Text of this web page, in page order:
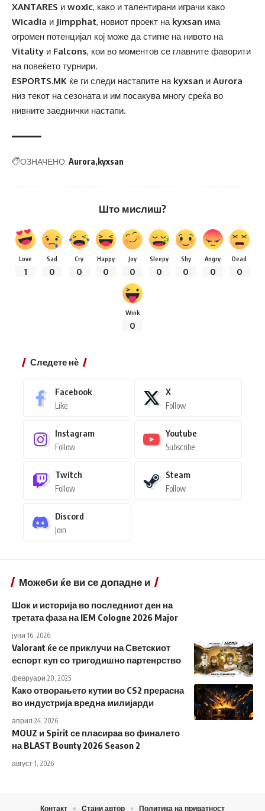
XANTARES и woxic, како и талентирани играчи како
Wicadia и Jimpphat, новиот проект на kyxsan има
огромен потенцијал кој може да стигне на нивото на
Vitality и Falcons, кои во моментов се главните фаворити
на повеќето турнири.
ESPORTS.MK ќе ги следи настапите на kyxsan и Aurora
низ текот на сезоната и им посакува многу среќа во
нивните заеднички настапи.
ОЗНАЧЕНО: Aurora kyxsan
Што мислиш?
Love
1
Sad
0
Cry
0
Happy
0
Joy
0
Sleepy
0
Shy
0
Angry
0
Dead
0
Wink
0
Следете нѐ
Facebook
Like
X
Follow
Instagram
Follow
Youtube
Subscribe
Twitch
Follow
Steam
Follow
Discord
Join
Можеби ќе ви се допадне и
Шок и историја во последниот ден на
третата фаза на IEM Cologne 2026 Major
јуни 16, 2026
Valorant ќе се приклучи на Светскиот
еспорт куп со тригодишно партенрство
февруари 20, 2025
Како отворањето кутии во CS2 прерасна
во индустрија вредна милијарди
април 24, 2026
MOUZ и Spirit се пласираа во финалето
на BLAST Bounty 2026 Season 2
август 1, 2026
Контакт Стани автор Политика на приватност